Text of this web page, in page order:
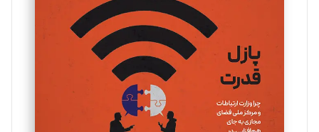
یسنا امان‌پور
تحریریه
ملینا جعفری